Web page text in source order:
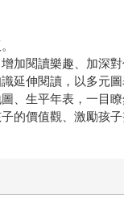
加閱讀樂趣、加深對
延伸閱讀，以多元
、生平年表，一目瞭
的價值觀、激勵孩子